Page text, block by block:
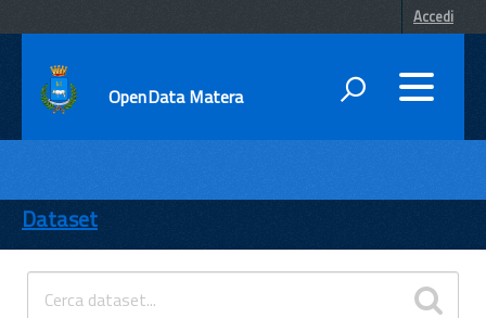
Accedi
OpenData Matera
ENTI
TEMI
INFORMAZIONI
Dataset